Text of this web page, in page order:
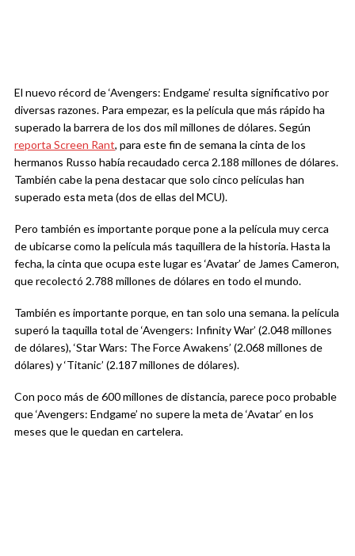
El nuevo récord de ‘Avengers: Endgame’ resulta significativo por
diversas razones. Para empezar, es la película que más rápido ha
superado la barrera de los dos mil millones de dólares. Según
reporta Screen Rant, para este fin de semana la cinta de los
hermanos Russo había recaudado cerca 2.188 millones de dólares.
También cabe la pena destacar que solo cinco películas han
superado esta meta (dos de ellas del MCU).
Pero también es importante porque pone a la película muy cerca
de ubicarse como la película más taquillera de la historia. Hasta la
fecha, la cinta que ocupa este lugar es ‘Avatar’ de James Cameron,
que recolectó 2.788 millones de dólares en todo el mundo.
También es importante porque, en tan solo una semana. la película
superó la taquilla total de ‘Avengers: Infinity War’ (2.048 millones
de dólares), ‘Star Wars: The Force Awakens’ (2.068 millones de
dólares) y ‘Titanic’ (2.187 millones de dólares).
Con poco más de 600 millones de distancia, parece poco probable
que ‘Avengers: Endgame’ no supere la meta de ‘Avatar’ en los
meses que le quedan en cartelera.